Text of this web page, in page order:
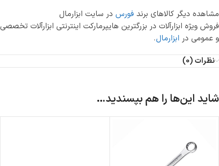
مشاهده دیگر کالاهای برند فورس در سایت ابزارمال
فروش ویژه ابزارآلات در بزرگترین هایپرمارکت اینترنتی ابزارآلات تخصصی
و عمومی در ابزارمال.
نظرات (0)
شاید این‌ها را هم بپسندید…